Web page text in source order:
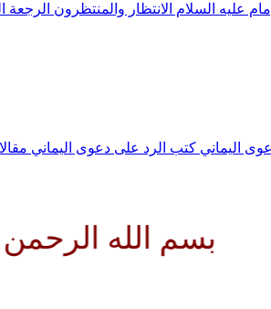
عليه السلام الانتظار والمنتظرون الرجعة
اليماني كتب الرد على دعوى اليماني
الرحمن الرحيم